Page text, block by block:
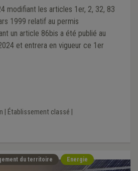
modifiant les articles 1er, 2, 32, 83
1999 relatif au permis
un article 86bis a été publié au
et entrera en vigueur ce 1er
Établissement classé
du territoire Energie